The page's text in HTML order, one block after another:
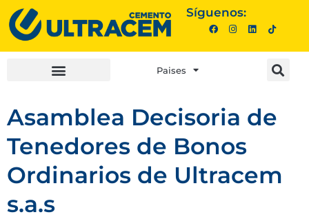
Síguenos:
Paises
Asamblea Decisoria de
Tenedores de Bonos
Ordinarios de Ultracem
s.a.s